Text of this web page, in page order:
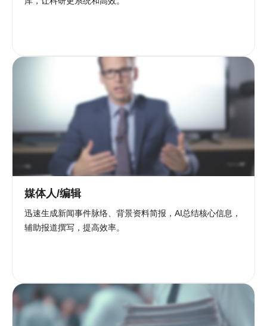
媒体人/编辑
迅速生成新闻事件脉络、背景资料简报，AI总结核心信息，
辅助报道撰写，提高效率。